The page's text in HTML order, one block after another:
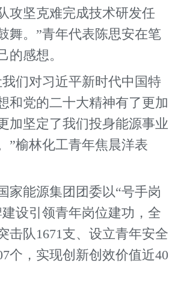
攻坚克难完成技术研发任
舞。”青年代表陈思安在笔
的感想。
对习近平新时代中国特
和党的二十大精神有了更加
加坚定了我们投身能源事业
”榆林化工青年焦晨洋表
能源集团团委以“号手岗
建设引领青年岗位建功，全
击队1671支、设立青年安全
个，实现创新创效价值近40